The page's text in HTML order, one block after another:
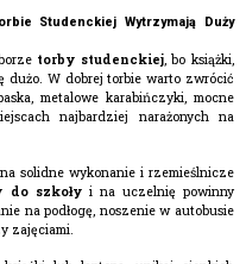
Studenckiej Wytrzymają Duży
torby studenckiej, bo książki,
dużo. W dobrej torbie warto zwrócić
metalowe karabińczyki, mocne
najbardziej narażonych na
solidne wykonanie i rzemieślnicze
do szkołyi na uczelnię powinny
na podłogę, noszenie w autobusie
zajęciami.